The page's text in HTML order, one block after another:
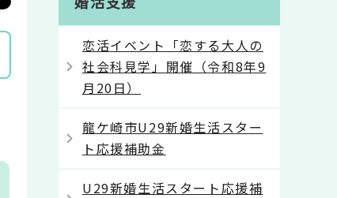
恋活イベント「恋する大人の
社会科見学」開催（令和8年9
月20日）
龍ケ崎市U29新婚生活スター
ト応援補助金
U29新婚生活スタート応援補